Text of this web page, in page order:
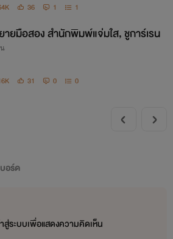
36 1 1
ายมือสอง สำนักพิมพ์แจ่มใส, ชูการ์เรน
31 0 0
อร์ด
สู่ระบบเพื่อแสดงความคิดเห็น